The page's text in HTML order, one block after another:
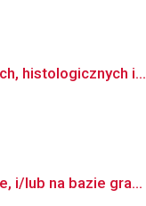
histologicznych i...
i/lub na bazie gra...